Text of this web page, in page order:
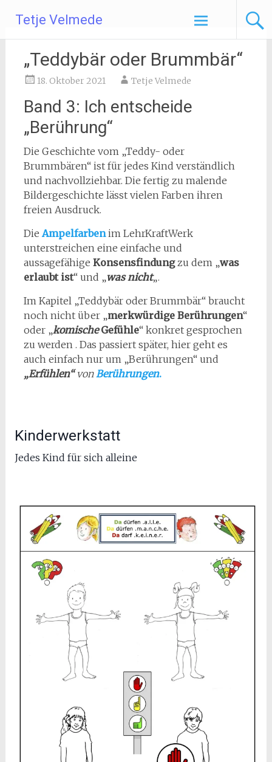
Inhalt
springen
Tetje Velmede
„Teddybär oder Brummbär“
18. Oktober 2021 Tetje Velmede
Band 3: Ich entscheide
„Berührung“
Die Geschichte vom „Teddy- oder
Brummbären“ ist für jedes Kind verständlich
und nachvollziehbar. Die fertig zu malende
Bildergeschichte lässt vielen Farben ihren
freien Ausdruck.
DieAmpelfarbenim LehrKraftWerk
unterstreichen eine einfache und
aussagefähige Konsensfindungzu dem „was
erlaubt ist“ und „was nicht„.
Im Kapitel „Teddybär oder Brummbär“ braucht
noch nicht über „merkwürdige Berührungen“
oder „komischeGefühle“ konkret gesprochen
zu werden . Das passiert später, hier geht es
auch einfach nur um „Berührungen“ und
„Erfühlen“von Berührungen.
Kinderwerkstatt
Jedes Kind für sich alleine